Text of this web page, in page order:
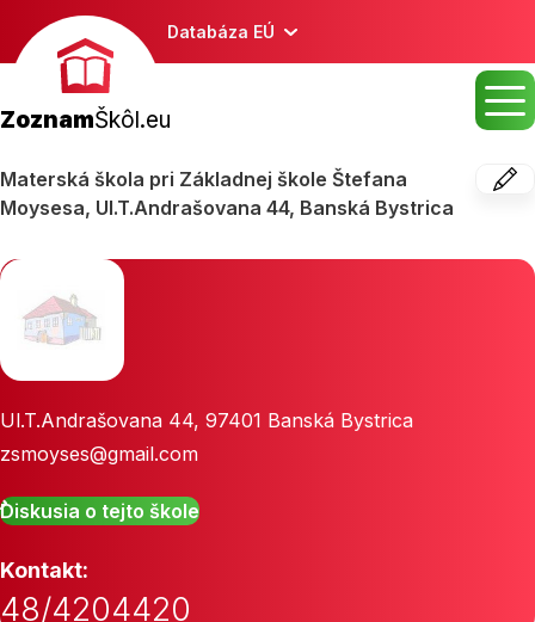
Databáza EÚ
ZoznamŠkôl.eu
Materská škola pri Základnej škole Štefana
Moysesa, Ul.T.Andrašovana 44, Banská Bystrica
Ul.T.Andrašovana 44, 97401 Banská Bystrica
zsmoyses@gmail.com
Diskusia o tejto škole
Kontakt:
48/4204420